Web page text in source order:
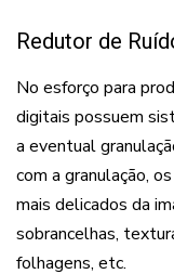
Redutor de
No esforço para
digitais possuem
a eventual
com a granulação,
mais delicados da
sobrancelhas,
folhagens, etc.